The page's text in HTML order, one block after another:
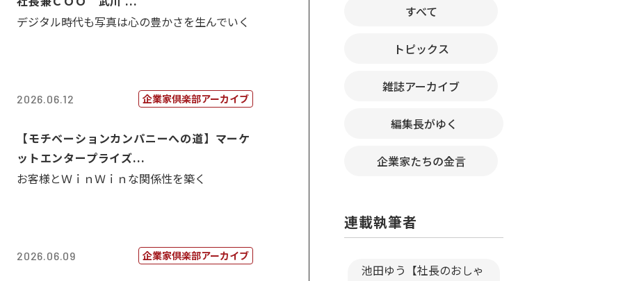
デジタル時代も写真は心の豊かさを生んでいく
2026.06.12 企業家倶楽部アーカイブ
【モチベーションカンパニーへの道】マーケ
ットエンタープライズ...
お客様とＷｉｎＷｉｎな関係性を築く
2026.06.09 企業家倶楽部アーカイブ
すべて
トピックス
雑誌アーカイブ
編集長がゆく
企業家たちの金言
連載執筆者
池田ゆう【社長のおしゃ